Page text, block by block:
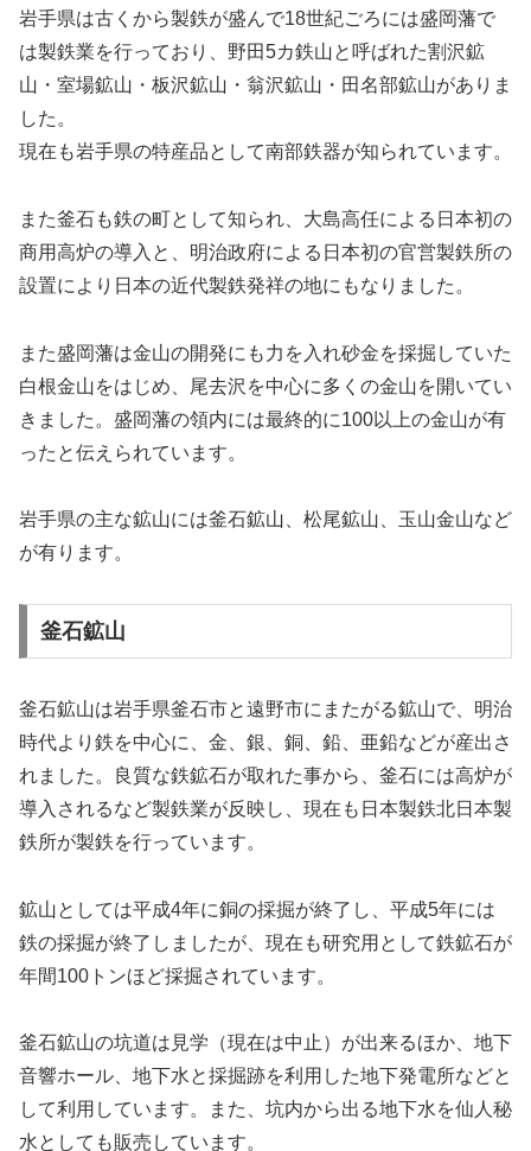
岩手県は古くから製鉄が盛んで18世紀ごろには盛岡藩で
は製鉄業を行っており、野田5カ鉄山と呼ばれた割沢鉱
山・室場鉱山・板沢鉱山・翁沢鉱山・田名部鉱山がありま
した。
現在も岩手県の特産品として南部鉄器が知られています。
また釜石も鉄の町として知られ、大島高任による日本初の
商用高炉の導入と、明治政府による日本初の官営製鉄所の
設置により日本の近代製鉄発祥の地にもなりました。
また盛岡藩は金山の開発にも力を入れ砂金を採掘していた
白根金山をはじめ、尾去沢を中心に多くの金山を開いてい
きました。盛岡藩の領内には最終的に100以上の金山が有
ったと伝えられています。
岩手県の主な鉱山には釜石鉱山、松尾鉱山、玉山金山など
が有ります。
釜石鉱山
釜石鉱山は岩手県釜石市と遠野市にまたがる鉱山で、明治
時代より鉄を中心に、金、銀、銅、鉛、亜鉛などが産出さ
れました。良質な鉄鉱石が取れた事から、釜石には高炉が
導入されるなど製鉄業が反映し、現在も日本製鉄北日本製
鉄所が製鉄を行っています。
鉱山としては平成4年に銅の採掘が終了し、平成5年には
鉄の採掘が終了しましたが、現在も研究用として鉄鉱石が
年間100トンほど採掘されています。
釜石鉱山の坑道は見学（現在は中止）が出来るほか、地下
音響ホール、地下水と採掘跡を利用した地下発電所などと
して利用しています。また、坑内から出る地下水を仙人秘
水としても販売しています。